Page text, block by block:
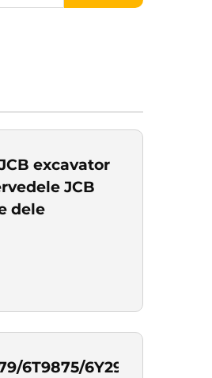
excavator
JCB
dele
6T9875/6Y2901